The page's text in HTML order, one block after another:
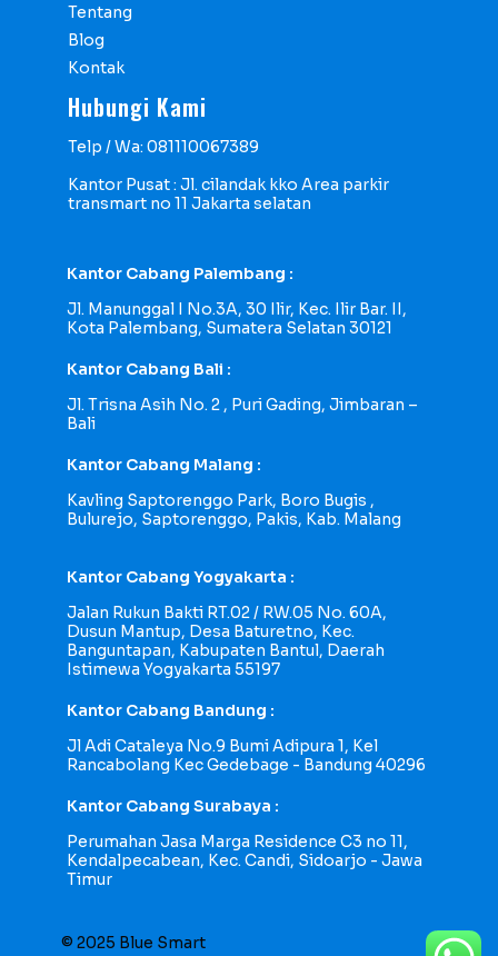
Tentang
Blog
Kontak
Hubungi Kami
Telp / Wa: 081110067389
Kantor Pusat : Jl. cilandak kko Area parkir
transmart no 11 Jakarta selatan
Kantor Cabang Palembang :
Jl. Manunggal I No.3A, 30 Ilir, Kec. Ilir Bar. II,
Kota Palembang, Sumatera Selatan 30121
Kantor Cabang Bali :
Jl. Trisna Asih No. 2 , Puri Gading, Jimbaran –
Bali
Kantor Cabang Malang :
Kavling Saptorenggo Park, Boro Bugis ,
Bulurejo, Saptorenggo, Pakis, Kab. Malang
Kantor Cabang Yogyakarta :
Jalan Rukun Bakti RT.02 / RW.05 No. 60A,
Dusun Mantup, Desa Baturetno, Kec.
Banguntapan, Kabupaten Bantul, Daerah
Istimewa Yogyakarta 55197
Kantor Cabang Bandung :
Jl Adi Cataleya No.9 Bumi Adipura 1, Kel
Rancabolang Kec Gedebage - Bandung 40296
Kantor Cabang Surabaya :
Perumahan Jasa Marga Residence C3 no 11,
Kendalpecabean, Kec. Candi, Sidoarjo - Jawa
Timur
© 2025 Blue Smart